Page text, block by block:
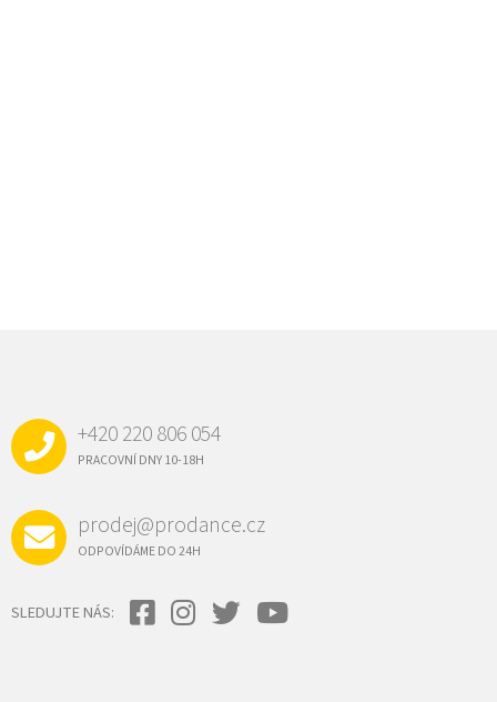
+420 220 806 054
PRACOVNÍ DNY 10-18H
prodej@prodance.cz
ODPOVÍDÁME DO 24H
SLEDUJTE NÁS: